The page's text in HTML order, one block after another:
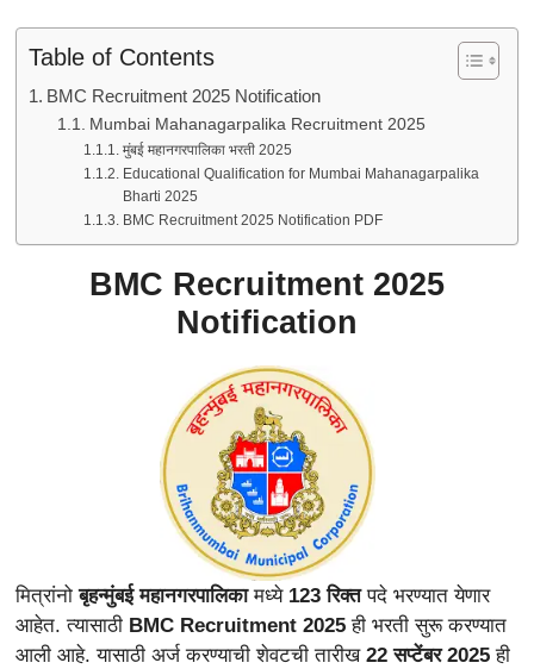
Table of Contents
BMC Recruitment 2025 Notification
Mumbai Mahanagarpalika Recruitment 2025
मुंबई महानगरपालिका भरती 2025
Educational Qualification for Mumbai Mahanagarpalika
Bharti 2025
BMC Recruitment 2025 Notification PDF
BMC Recruitment 2025
Notification
मित्रांनोबृहन्मुंबई महानगरपालिकामध्ये123 रिक्तपदे भरण्यात येणार
आहेत. त्यासाठी BMC Recruitment 2025 ही भरती सुरू करण्यात
आली आहे. यासाठी अर्ज करण्याची शेवटची तारीख 22 सप्टेंबर 2025 ही